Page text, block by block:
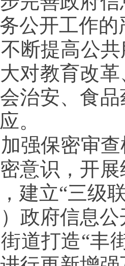
公开工作的
提高公共
对教育改
治安、食
。
保密审查
意识，开
建立“三级
府信息公
打造“丰街